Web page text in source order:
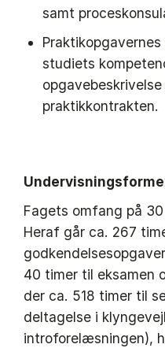
samt
studiets
praktikkontrakten.
Fagets omfang på
Heraf går ca. 267
40 timer til eksamen
der ca. 518 timer til
deltagelse i
introforelæsningen),